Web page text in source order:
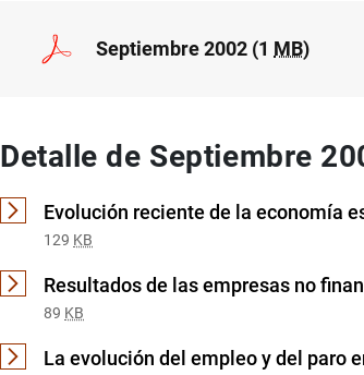
Septiembre 2002 (1 MB)
Detalle de Septiembre
Evolución reciente de la economía
129 KB
Resultados de las empresas no
89 KB
La evolución del empleo y del paro